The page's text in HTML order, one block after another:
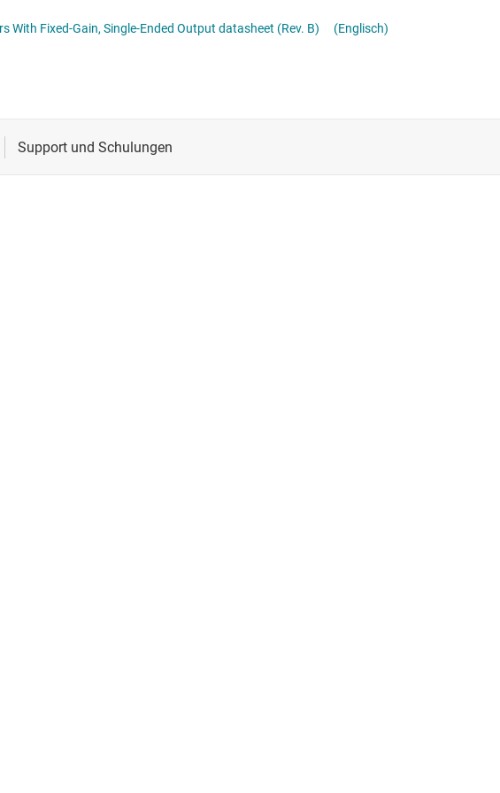
AMC0x30S-Q1 Automotive, Precision, ±1.2V Input, Basic and Reinforced Isolated Amplifiers With Fixed-Gain, Single-Ended Output datasheet (Rev. B)
(Englisch)